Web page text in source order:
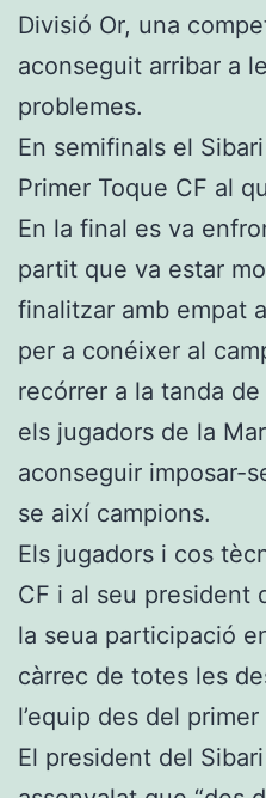
Divisió Or, una
aconseguit arribar a
problemes.
En semifinals el
Primer Toque CF al
En la final es va
partit que va estar
finalitzar amb empat
per a conéixer al
recórrer a la tanda
els jugadors de la
aconseguir imposar-
se així campions.
Els jugadors i cos
CF i al seu president
la seua participació
càrrec de totes les
l’equip des del
El president del